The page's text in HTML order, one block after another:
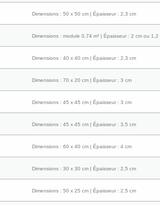
Dimensions : 50 x 50 cm | Épaisseur : 2,3 cm
Dimensions : module 0,74 m² | Épaisseur : 2 cm ou 1,2
Dimensions : 40 x 40 cm | Épaisseur : 2,3 cm
Dimensions : 70 x 20 cm | Épaisseur : 3 cm
Dimensions : 45 x 45 cm | Épaisseur : 3 cm
Dimensions : 45 x 45 cm | Épaisseur : 3,5 cm
Dimensions : 60 x 40 cm | Épaisseur : 4 cm
Dimensions : 30 x 30 cm | Épaisseur : 2,5 cm
Dimensions : 50 x 25 cm | Épaisseur : 2,5 cm